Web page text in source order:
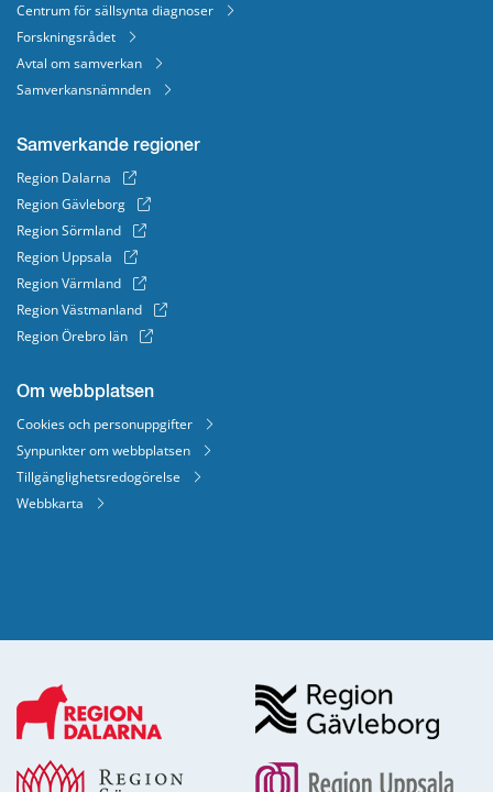
Centrum för sällsynta diagnoser
Forskningsrådet
Avtal om samverkan
Samverkansnämnden
Samverkande regioner
Region Dalarna
Region Gävleborg
Region Sörmland
Region Uppsala
Region Värmland
Region Västmanland
Region Örebro län
Om webbplatsen
Cookies och personuppgifter
Synpunkter om webbplatsen
Tillgänglighetsredogörelse
Webbkarta